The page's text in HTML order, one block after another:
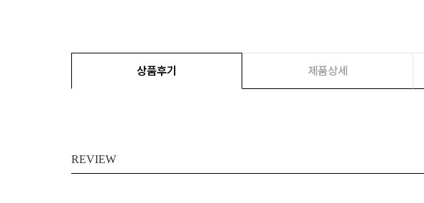
상품후기 제품상세
REVIEW